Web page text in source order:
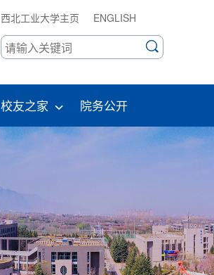
西北工业大学主页 ENGLISH
校友之家 院务公开